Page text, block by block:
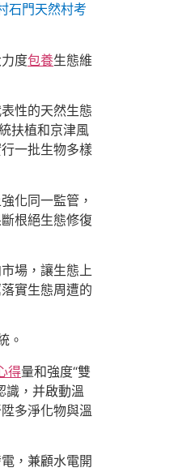
石門天然村考
度包養生態維
性的天然生態
扶植和京津風
一批生物多樣
化同一監管，
根絕生態修復
場，讓生態上
實生態周遭的
。
得量和強度“雙
識，并啟動溫
多淨化物與溫
，兼顧水電開